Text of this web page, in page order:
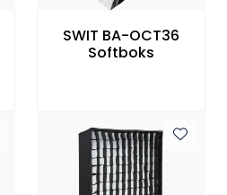
SWIT BA-OCT36
Softboks